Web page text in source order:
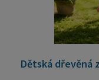
Dětská dřevěná